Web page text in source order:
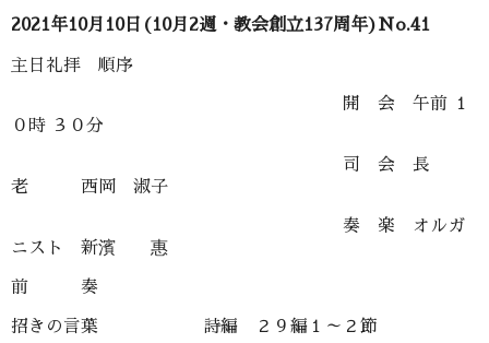
2021年10月10日(10月2週・教会創立137周年)No.41
主日礼拝 順序
開 会 午前 １
０時 ３０分
司 会 長
老 西岡 淑子
奏 楽 オルガ
ニスト 新濱 惠
前 奏
招きの言葉 詩編 ２９編１～２節